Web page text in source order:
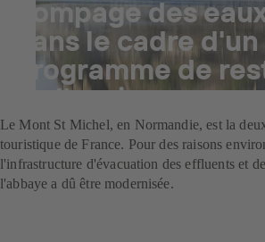
pompage des
dans le cadre d'un
programme de
de
Le Mont St Michel, en Normandie, est la
touristique de France. Pour des raisons
l'infrastructure d'évacuation des effluents et
l'abbaye a dû être modernisée.